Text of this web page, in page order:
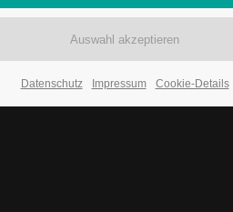
Datenschutz Impressum Cookie-Details